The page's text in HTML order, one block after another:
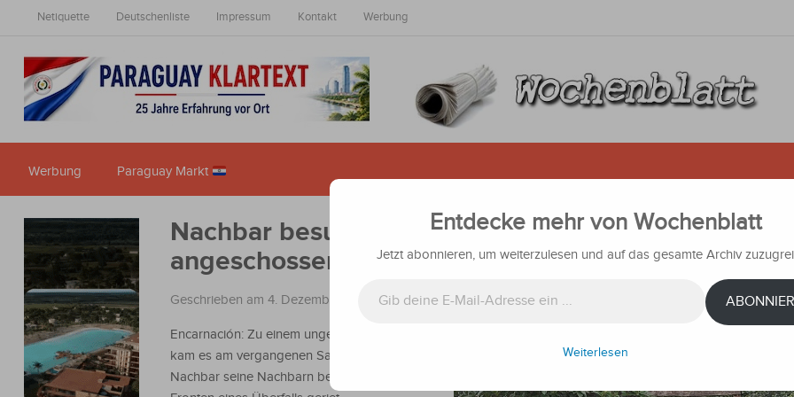
Netiquette Deutschenliste Impressum Kontakt Werbung
Werbung Paraguay Markt
Nachbar besucht seine Nachbarn und wird von
angeschossen
Geschrieben am 4. Dezember 2023 inNachrichten
Encarnación: Zu einem ungewöhnlichen Vorfall
kam es am vergangenen Samstag, als ein
Nachbar seine Nachbarn besuchte und in die
Entdecke mehr von Wochenblatt
Jetzt abonnieren, um weiterzulesen und auf das gesamte Archiv
Weiterlesen